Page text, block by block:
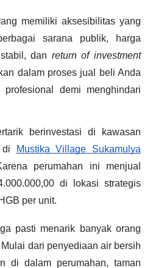
memiliki aksesibilitas yang
sarana publik, harga
dan
return of investment
dalam proses jual beli Anda
demi menghindari
berinvestasi di kawasan
di
Mustika Village Sukamulya
perumahan ini menjual
di lokasi strategis
per unit.
pasti menarik banyak orang
dari penyediaan air bersih
di dalam perumahan, taman